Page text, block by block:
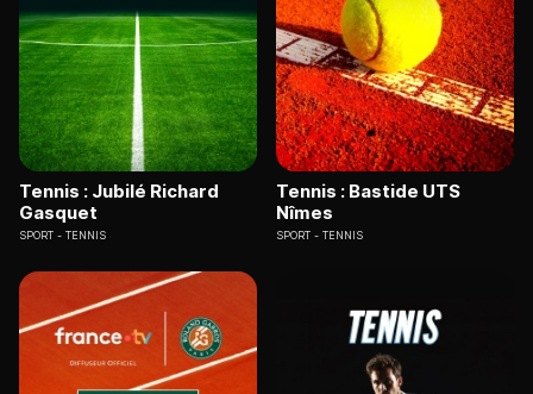
Tennis : Jubilé Richard
Gasquet
SPORT TENNIS
Tennis : Bastide UTS
Nîmes
SPORT TENNIS